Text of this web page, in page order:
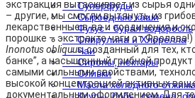
- Суперфуды
- Сыроедные каши
- Фукус - бурая водоросль
- Спирулина и Хлорелла
- Чаи
- Сиропы, нектары
- Оливки
- Масла холодного
экстракция вытаскивает из сырья
– другие, мы смогли вытянуть из
лекарственные в-ва и соединения и
порошке – экстракте чаги от Фролова!)
Inonotus obliquus, созданный для тех,
банке”, а насыщенный грибной
самыми сильными свойствами,
высокой концентрацией активных
документальным оформлением. Для